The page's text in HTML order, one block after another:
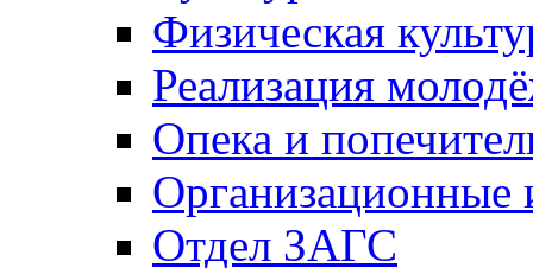
Физическая
Реализация
Опека и
Отдел ЗАГС